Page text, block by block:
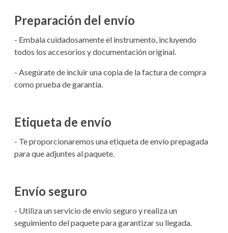
Preparación del envío
- Embala cuidadosamente el instrumento, incluyendo
todos los accesorios y documentación original.
- Asegúrate de incluir una copia de la factura de compra
como prueba de garantía.
Etiqueta de envío
- Te proporcionaremos una etiqueta de envío prepagada
para que adjuntes al paquete.
Envío seguro
- Utiliza un servicio de envío seguro y realiza un
seguimiento del paquete para garantizar su llegada.